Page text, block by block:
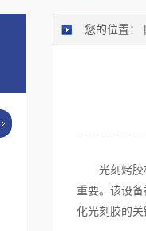
您的位置：
光刻烤胶机
重要。该设
化光刻胶的